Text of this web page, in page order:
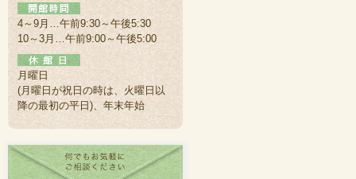
4～9月…午前9:30～午後5:30
10～3月…午前9:00～午後5:00
月曜日
(月曜日が祝日の時は、火曜日以
降の最初の平日)、年末年始